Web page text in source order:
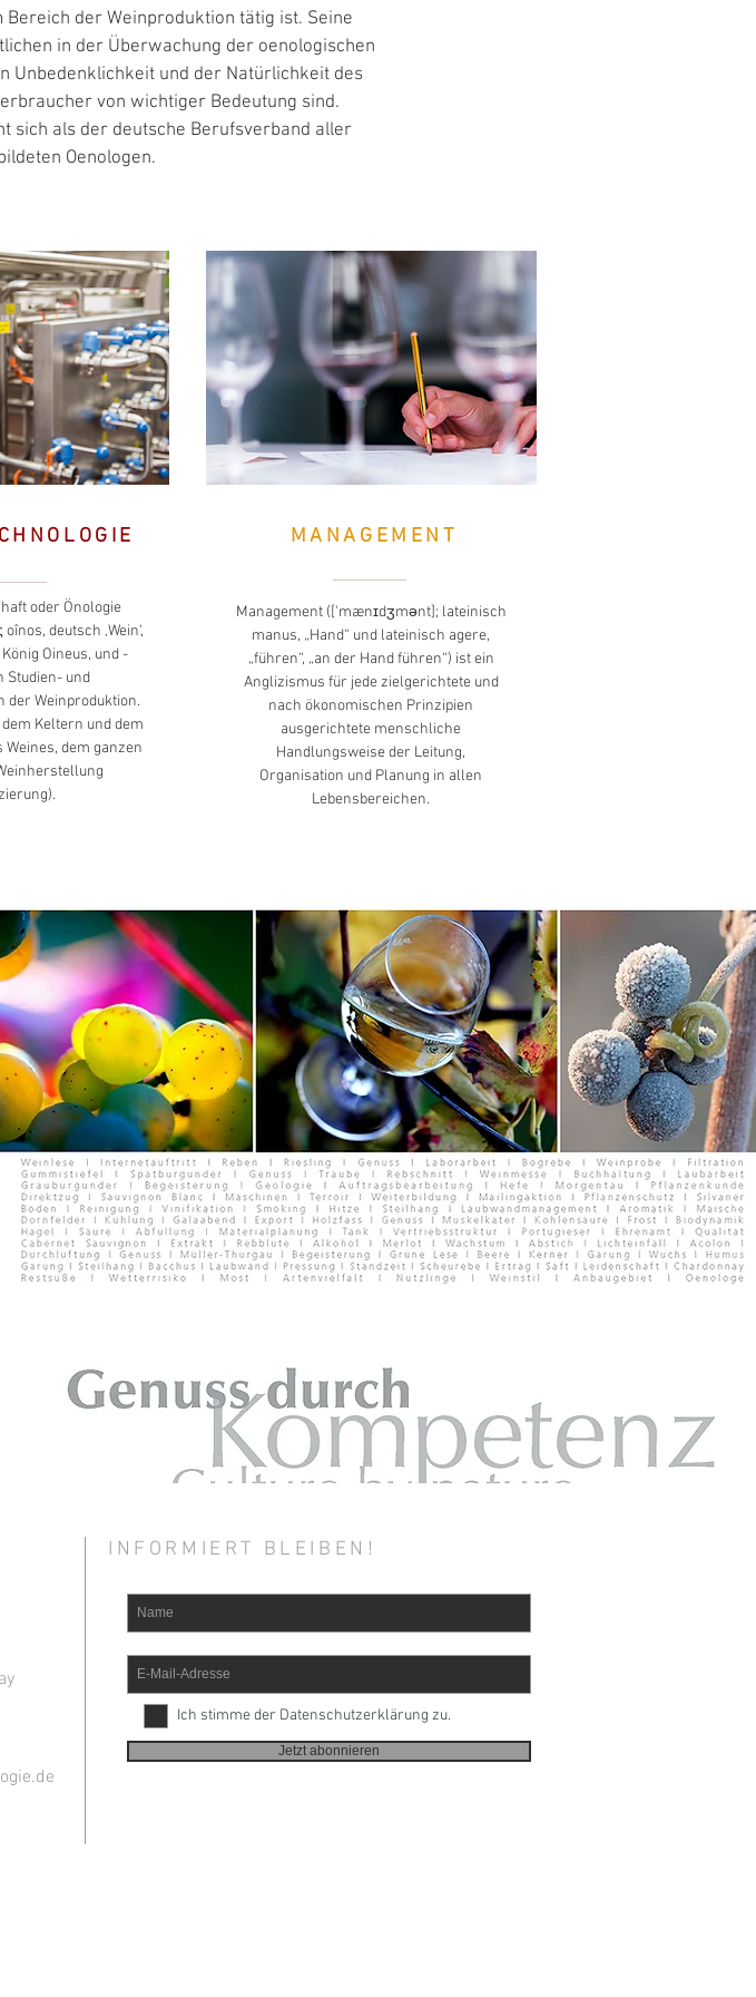
Enological (
der Weinproduktion tätig ist. Seine
in der Überwachung der oenologischen
Unbedenklichkeit und der Natürlichkeit des
von wichtiger Bedeutung sind.
sich als der deutsche Berufsverband aller
Oenologen.
oder Önologie
deutsch ‚Wein‘,
Oineus, und -
Studien- und
der Weinproduktion.
Keltern und dem
Weines, dem ganzen
MANAGEMENT
Management (['mænɪdʒmənt]; lateinisch
manus, „Hand“ und lateinisch agere,
„führen“, „an der Hand führen“) ist ein
Anglizismus für jede zielgerichtete und
nach ökonomischen Prinzipien
ausgerichtete menschliche
Handlungsweise der Leitung,
Organisation und Planung in allen
Lebensbereichen.
INFORMIERT BLEIBEN!
Ich stimme der Datenschutzerklärung zu.
Jetzt abonnieren